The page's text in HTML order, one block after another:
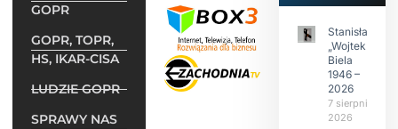
GOPR
GOPR, TOPR,
HS, IKAR-CISA
LUDZIE GOPR
SPRAWY NAS
Stanisław
„Wojtek”
Biela
1946 –
2026
7 sierpnia
2026